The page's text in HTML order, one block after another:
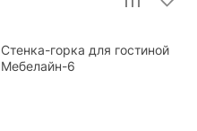
Стенка-горка для гостиной
Мебелайн-6